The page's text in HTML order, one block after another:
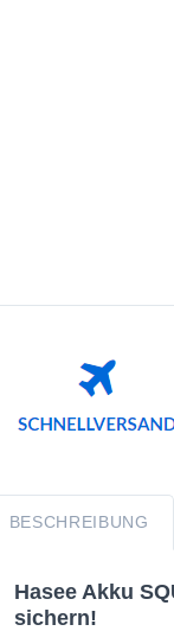
BESCHREIBUNG
Hasee Akku
sichern!